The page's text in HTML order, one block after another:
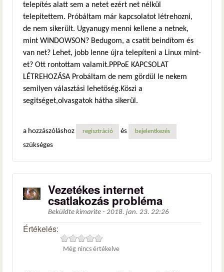
telepítés alatt sem a netet ezért net nélkül
telepitettem. Próbáltam már kapcsolatot létrehozni,
de nem sikerült. Ugyanugy menni kellene a netnek,
mint WINDOWSON? Bedugom, a csatit beindítom és
van net? Lehet, jobb lenne újra telepíteni a Linux mint-
et? Ott rontottam valamit.PPPoE KAPCSOLAT
LÉTREHOZÁSA Probáltam de nem gördül le nekem
semilyen választási lehetöség.Köszi a
segitséget,olvasgatok hátha sikerül.
a hozzászóláshoz regisztráció és bejelentkezés
szükséges
Vezetékes internet
csatlakozás probléma
Beküldte kimarite - 2018. jan. 23. 22:26
Értékelés:
Még nincs értékelve